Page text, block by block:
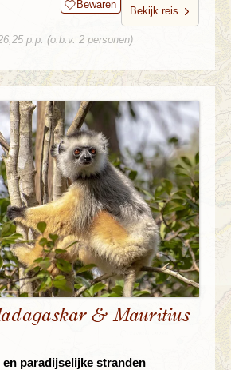
Bewaren
Bekijk reis
p.p. (o.b.v. 2 personen)
& Mauritius
en paradijselijke stranden